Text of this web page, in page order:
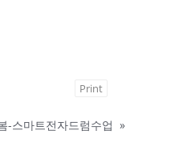
Print
-스마트전자드럼수업 »